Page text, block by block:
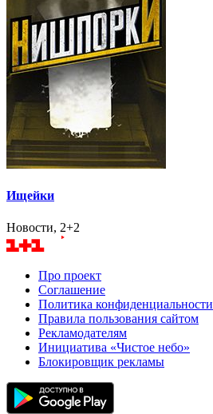
Ищейки
Новости, 2+2
Про проект
Соглашение
Политика конфиденциальности
Правила пользования сайтом
Рекламодателям
Инициатива «Чистое небо»
Блокировщик рекламы